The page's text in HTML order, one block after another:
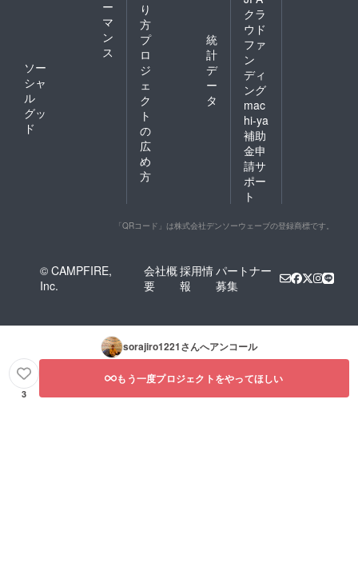
ー
マ
ン
ス
ソー
シャ
ル
グッ
ド
り
方
プ
ロ
ジ
ェ
ク
ト
の
広
め
方
統
計
デ
ー
タ
クラ
ウド
ファ
ン
ディ
ング
mac
hi-ya
補助
金申
請サ
ポー
ト
「QRコード」は株式会社デンソーウェーブの登録商標です。
© CAMPFIRE,
Inc.
会社概
要
採用情
報
パートナー
募集
sorajiro1221さんへアンコール
3
もう一度プロジェクトをやってほしい